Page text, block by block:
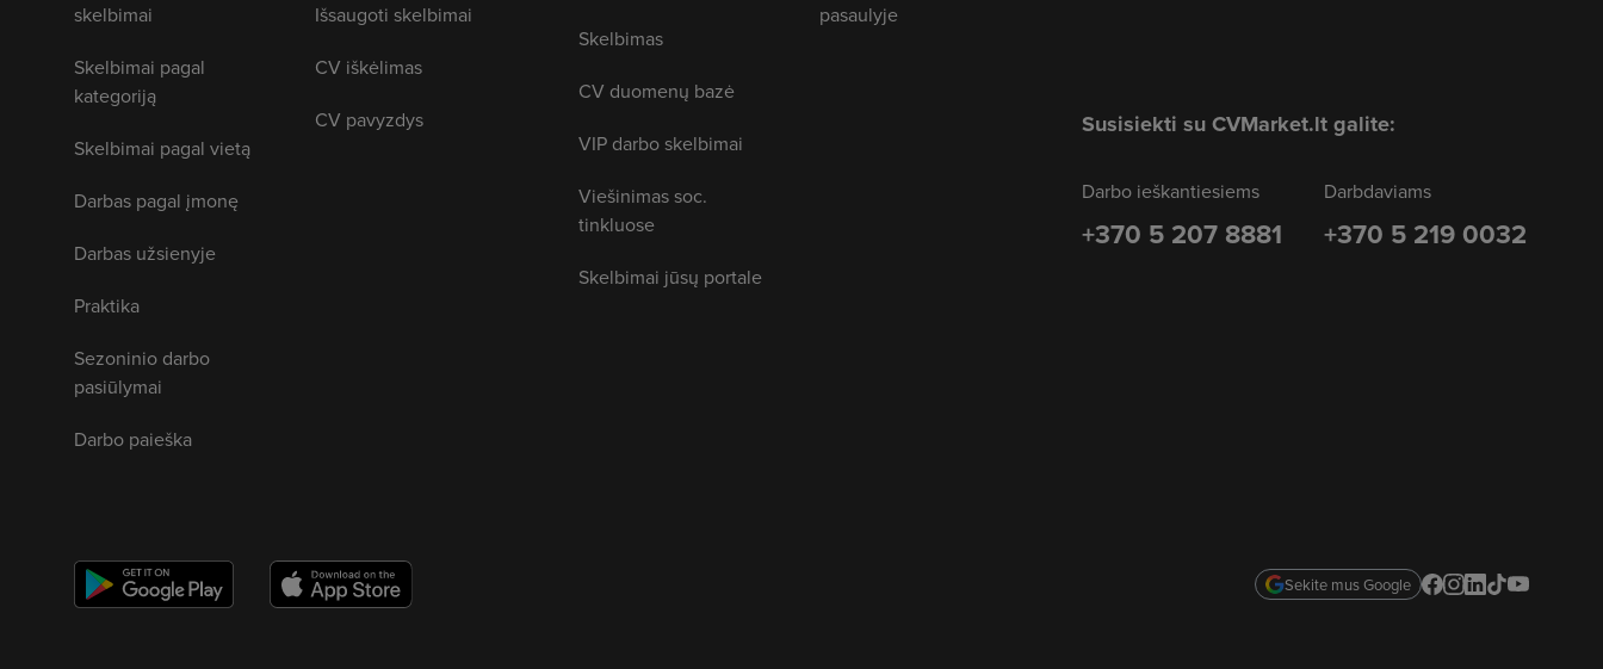
skelbimai
Skelbimai pagal
kategoriją
Skelbimai pagal vietą
Darbas pagal įmonę
Darbas užsienyje
Praktika
Sezoninio darbo
pasiūlymai
Darbo paieška
Išsaugoti skelbimai
CV iškėlimas
CV pavyzdys
Skelbimas
CV duomenų bazė
VIP darbo skelbimai
Viešinimas soc.
tinkluose
Skelbimai jūsų portale
pasaulyje
Susisiekti su CVMarket.lt galite:
Darbo ieškantiesiems
+370 5 207 8881
Darbdaviams
+370 5 219 0032
Sekite mus Google